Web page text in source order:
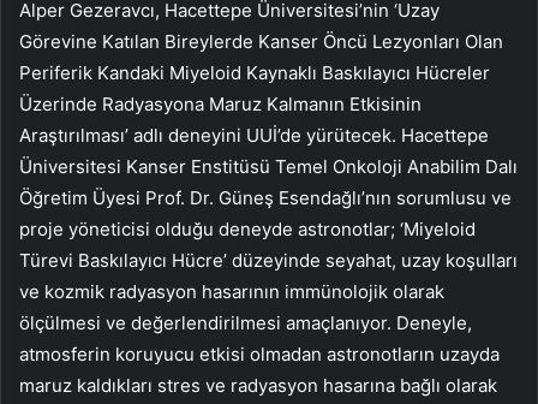
Alper Gezeravcı, Hacettepe Üniversitesi’nin ‘Uzay
Görevine Katılan Bireylerde Kanser Öncü Lezyonları Olan
Periferik Kandaki Miyeloid Kaynaklı Baskılayıcı Hücreler
Üzerinde Radyasyona Maruz Kalmanın Etkisinin
Araştırılması’ adlı deneyini UUİ’de yürütecek. Hacettepe
Üniversitesi Kanser Enstitüsü Temel Onkoloji Anabilim Dalı
Öğretim Üyesi Prof. Dr. Güneş Esendağlı’nın sorumlusu ve
proje yöneticisi olduğu deneyde astronotlar; ‘Miyeloid
Türevi Baskılayıcı Hücre’ düzeyinde seyahat, uzay koşulları
ve kozmik radyasyon hasarının immünolojik olarak
ölçülmesi ve değerlendirilmesi amaçlanıyor. Deneyle,
atmosferin koruyucu etkisi olmadan astronotların uzayda
maruz kaldıkları stres ve radyasyon hasarına bağlı olarak